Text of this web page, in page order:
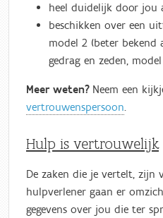
heel duidelijk door jou
beschikken over een
model 2 (beter bekend
gedrag en zeden,
Meer weten? Neem een
vertrouwenspersoon.
Hulp is vertrouwelijk
De zaken die je vertelt, zijn
hulpverlener gaan er
gegevens over jou die ter